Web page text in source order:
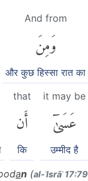
And from
وَمِنَ
और कुछ हिस्सा रात का
it may be
عَسَىٰٓ
उम्मीद है
that
أَن
कि
an (al-ʾIsrāʾ 17:79